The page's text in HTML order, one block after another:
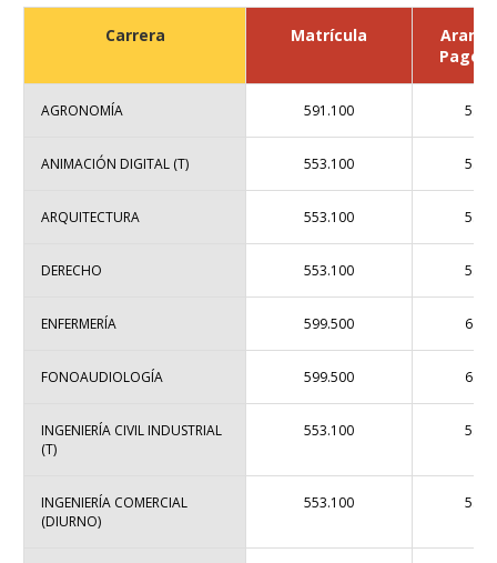
Carrera Matrícula
Pago
AGRONOMÍA 591.100
ANIMACIÓN DIGITAL (T) 553.100
ARQUITECTURA 553.100
DERECHO 553.100
ENFERMERÍA 599.500
FONOAUDIOLOGÍA 599.500
INGENIERÍA CIVIL INDUSTRIAL
(T)
553.100
INGENIERÍA COMERCIAL
(DIURNO)
553.100